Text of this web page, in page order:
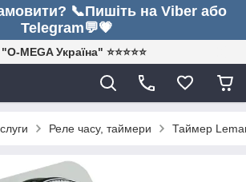
📞Пишіть на Viber або
Telegram💬💗
MEGA Україна" ⭐⭐⭐⭐⭐
Реле часу, таймери Таймер